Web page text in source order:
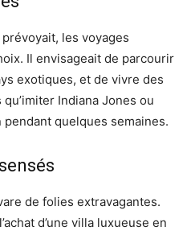
les voyages
Il envisageait de parcourir
exotiques, et de vivre des
Indiana Jones ou
quelques semaines.
de folies extravagantes.
d’une villa luxueuse en